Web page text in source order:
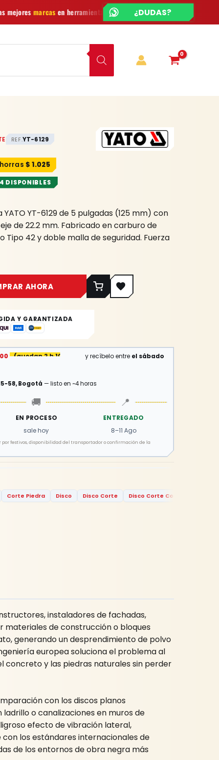
herramientas Ofertasy novedades cada semana
¿CHATEAMOS?
¿DUDAS?
REF.YT-6129
$ 1.025
DISPONIBLES
YT-6129 de 5 pulgadas (125 mm) con
de 22.2 mm. Fabricado en carburo de
Tipo 42 y doble malla de seguridad. Fuerza
AHORA
Corte Piedra Disco Disco Corte Disco Corte Colombia
Y GARANTIZADA
(quedan 2 h 10 min y recíbelo entre el sábado
58, Bogotá — listo en ~4 horas
🚚
EN PROCESO
sale hoy
📍
ENTREGADO
8–11 Ago
por festivos, disponibilidad del transportador o confirmación de la
instaladores de fachadas,
materiales de construcción o bloques
generando un desprendimiento de polvo
europea soluciona el problema al
y las piedras naturales sin perder
con los discos planos
o canalizaciones en muros de
efecto de vibración lateral,
los estándares internacionales de
de los entornos de obra negra más